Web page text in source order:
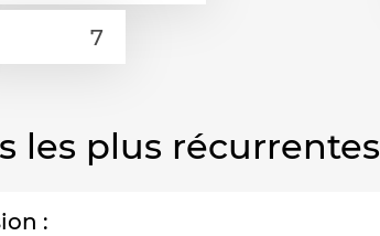
les plus récurrentes
: